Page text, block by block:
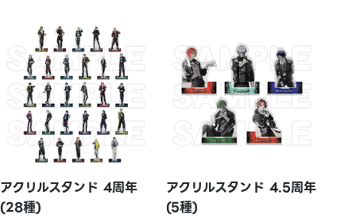
アクリルスタンド 4周年
(28種)
アクリルスタンド 4.5周年
(5種)